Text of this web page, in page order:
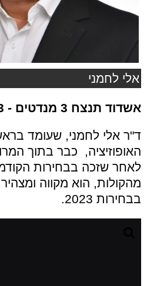
אלי לחמני
אשדוד תנצח
ד"ר אלי לחמני, שעומד
האופוזיציה, כבר בתוך
מהקולות, הוא מקווה
בבחירות 2023.